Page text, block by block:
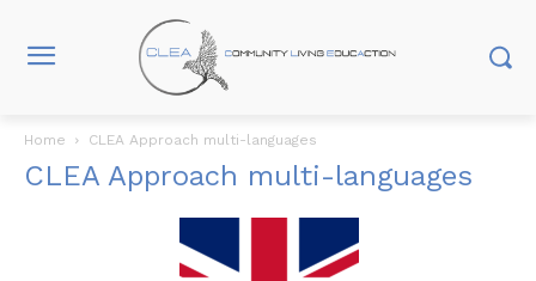
Home CLEA Approach multi-languages
CLEA Approach multi-languages